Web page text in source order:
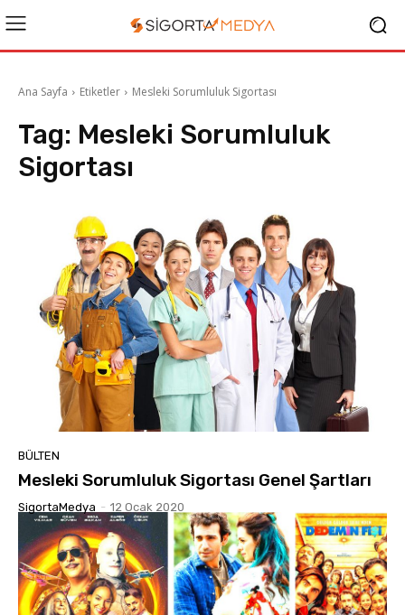
Ana Sayfa Etiketler Mesleki Sorumluluk Sigortası
Tag: Mesleki Sorumluluk
Sigortası
BÜLTEN
Mesleki Sorumluluk Sigortası Genel Şartları
SigortaMedya - 12 Ocak 2020